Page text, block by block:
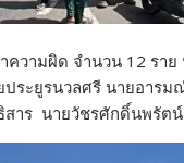
ความผิด จำนวน 12 รา
ะยูรนวลศรี นายอาร
าร นายวัชรศักดิ์นพรัต